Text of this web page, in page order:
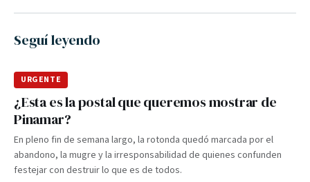
Seguí leyendo
URGENTE
¿Esta es la postal que queremos mostrar de
Pinamar?
En pleno fin de semana largo, la rotonda quedó marcada por el
abandono, la mugre y la irresponsabilidad de quienes confunden
festejar con destruir lo que es de todos.